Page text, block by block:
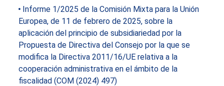
Informe 1/2025 de la Comisión Mixta para la Unión
Europea, de 11 de febrero de 2025, sobre la
aplicación del principio de subsidiariedad por la
Propuesta de Directiva del Consejo por la que se
modifica la Directiva 2011/16/UE relativa a la
cooperación administrativa en el ámbito de la
fiscalidad (COM (2024) 497)